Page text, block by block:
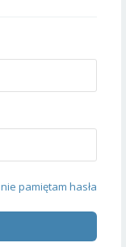
nie pamiętam hasła